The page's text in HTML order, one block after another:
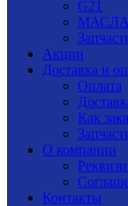
G21
МАСЛА
Акции
Доставка и
Оплата
Как
О компании
Контакты